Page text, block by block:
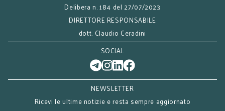
Delibera n. 184 del 27/07/2023
DIRETTORE RESPONSABILE
dott. Claudio Ceradini
SOCIAL
NEWSLETTER
Ricevi le ultime notizie e resta sempre aggiornato